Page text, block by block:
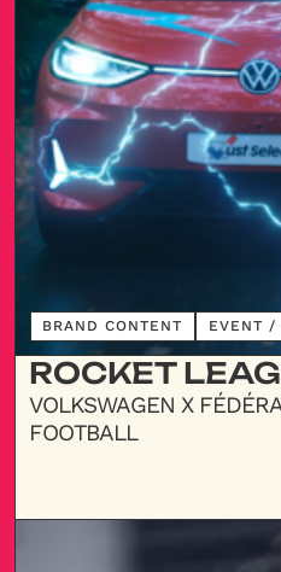
DÉCOUVRIR
EVENT /
BRAND CONTENT
ROCKET
VOLKSWAGEN X
FOOTBALL